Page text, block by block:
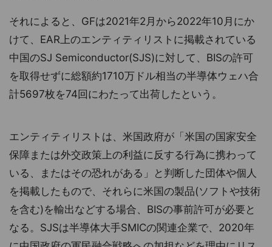
それによると、GFは2021年2月から2022年10月にか
けて、EAR上のエンティティリストに掲載されている
中国のSJ Semiconductor(SJS)に対して、BISの許可
を取得せずに総額約1710万ドル相当の半導体ウェハ合
計5697枚を74回にわたって出荷したという。
エンティティリストは、米国政府が「米国の国家安全
保障または外交政策上の利益に反する行為に携わって
いる、またはその恐れがある」と判断した団体や個人
を掲載したもので、それらに米国の製品(ソフトや技術
を含む)を輸出などする場合、BISの事前許可が必要と
なる。SJSは半導体大手SMICの関連企業で、2020年